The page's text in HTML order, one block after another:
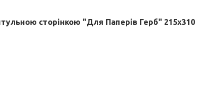
сторінкою "Для Паперів Герб" 215х310